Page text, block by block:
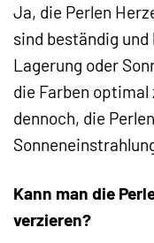
Ja, die Perlen
sind beständig
Lagerung oder
die Farben
dennoch, die
Kann man die
verzieren?